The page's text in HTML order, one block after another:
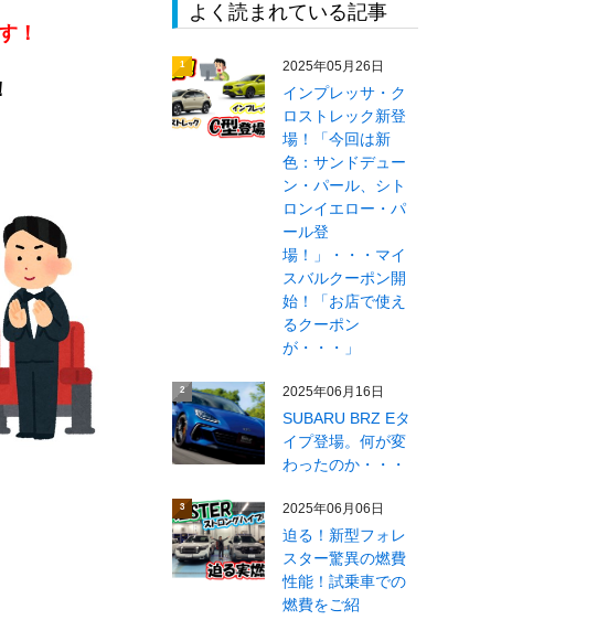
！
よく読まれている記事
1 2025年05月26日
インプレッサ・ク
ロストレック新登
場！「今回は新
色：サンドデュー
ン・パール、シト
ロンイエロー・パ
ール登
場！」・・・マイ
スバルクーポン開
始！「お店で使え
るクーポン
が・・・」
2 2025年06月16日
SUBARU BRZ Eタ
イプ登場。何が変
わったのか・・・
3 2025年06月06日
迫る！新型フォレ
スター驚異の燃費
性能！試乗車での
燃費をご紹